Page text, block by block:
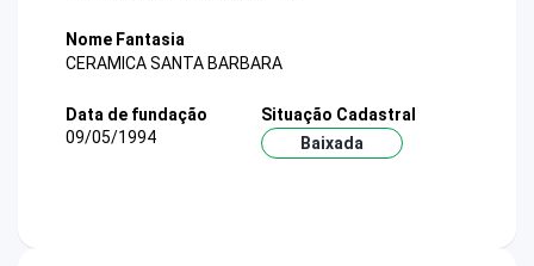
Nome Fantasia
CERAMICA SANTA BARBARA
Data de fundação
09/05/1994
Situação Cadastral
Baixada